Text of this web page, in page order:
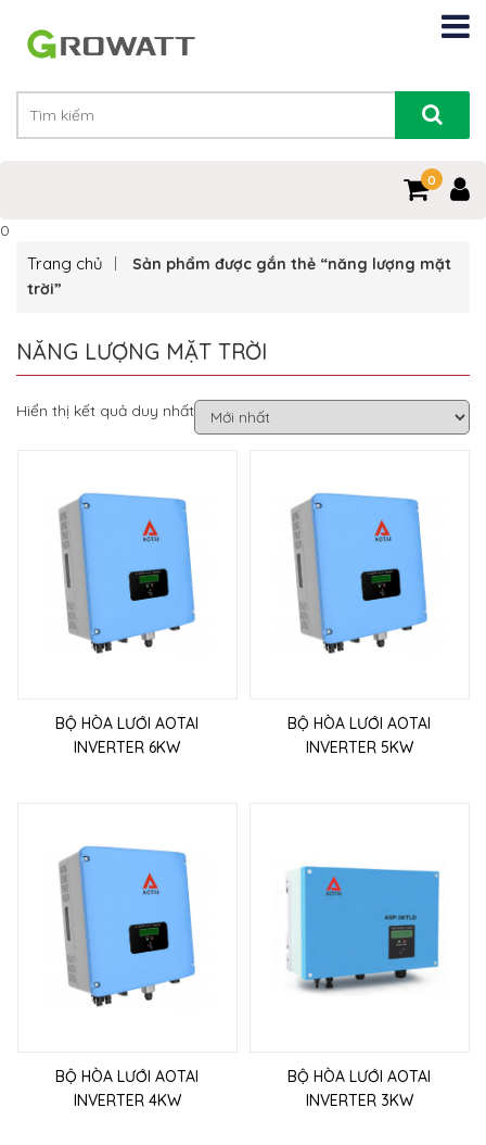
0
0
Trang chủ
Sản phẩm được gắn thẻ “năng lượng mặt
trời”
NĂNG LƯỢNG MẶT TRỜI
Hiển thị kết quả duy nhất
BỘ HÒA LƯỚI AOTAI
INVERTER 6KW
BỘ HÒA LƯỚI AOTAI
INVERTER 5KW
BỘ HÒA LƯỚI AOTAI
INVERTER 4KW
BỘ HÒA LƯỚI AOTAI
INVERTER 3KW